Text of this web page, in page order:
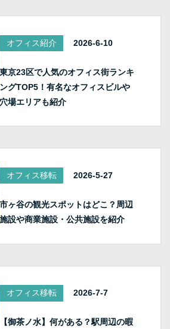
オフィス紹介 2026-6-10
京23区で人気のオフィス街ランキ
グTOP5！有名なオフィスビルや
穴場エリアも紹介
オフィス移転 2026-5-27
ヶ谷の観光スポットはどこ？周辺
設や商業施設・公共施設を紹介
オフィス移転 2026-7-7
御茶ノ水】何がある？駅周辺の暇